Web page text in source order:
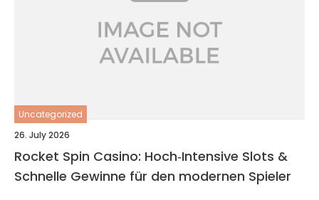
Uncategorized
26. July 2026
Rocket Spin Casino: Hoch‑Intensive Slots &
Schnelle Gewinne für den modernen Spieler